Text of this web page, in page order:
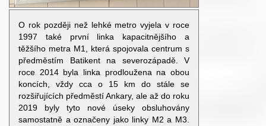
O rok později než lehké metro vyjela v roce
1997 také první linka kapacitnějšího a
těžšího metra M1, která spojovala centrum s
předměstím Batikent na severozápadě. V
roce 2014 byla linka prodloužena na obou
koncích, vždy cca o 15 km do stále se
rozšiřujících předměstí Ankary, ale až do roku
2019 byly tyto nové úseky obsluhovány
samostatně a označeny jako linky M2 a M3.